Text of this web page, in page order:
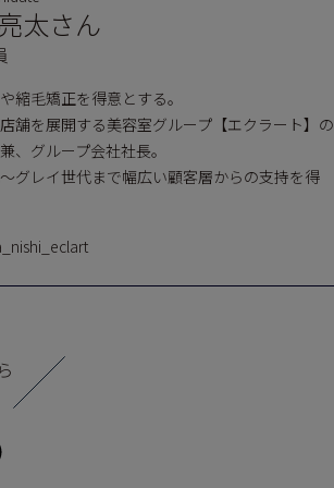
太さん
縮毛矯正を得意とする。
舗を展開する美容室グループ【エクラート】の
、グループ会社社長。
グレイ世代まで幅広い顧客層からの支持を得